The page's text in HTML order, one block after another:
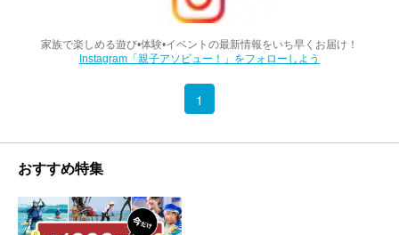
家族で楽しめる遊び•体験•イベントの最新情報をいち早くお届け！
Instagram「親子アソビュー！」をフォローしよう
1
おすすめ特集